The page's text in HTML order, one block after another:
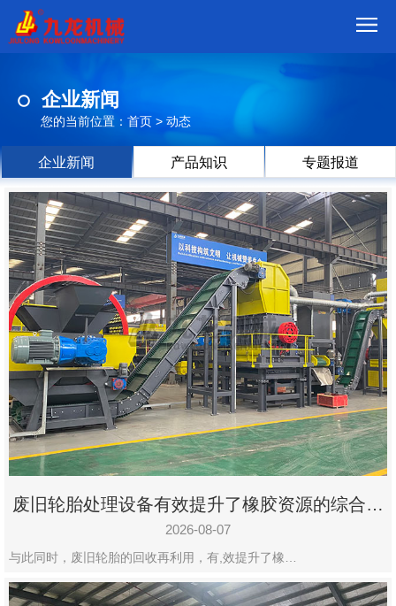
品
视
频
现
场
方
案
动
态
联
系
郑
州
市
九
设
有
企业新闻
您的当前位置： 首页 > 动态
企业新闻 产品知识 专题报道
废旧轮胎处理设备有效提升了橡胶资源的综合利
用率
2026-08-07
与此同时，废旧轮胎的回收再利用，有,效提升了橡…